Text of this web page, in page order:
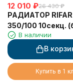
12 010 ₽26 430 ₽
РАДИАТОР
350/100 10секц.
металл)
В наличии
В
Купить в 1